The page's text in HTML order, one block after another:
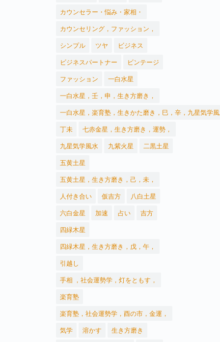
カウンセラー・悩み・家相・
カウンセリング，ファッション，
シンプル
ツヤ
ビジネス
ビジネスパートナー
ビンテージ
ファッション
一白水星
一白水星，壬，申，生き方磨き，
一白水星，楽育塾，生きかた磨き，巳，辛，九星気学
丁未
七赤金星，生き方磨き，運勢，
九星気学風水
九紫火星
二黒土星
五黄土星
五黄土星，生き方磨き，己，未，
人付き合い
仮吉方
八白土星
六白金星
加速 占い
吉方
四緑木星
四緑木星，生き方磨き，戊，午，
引越し
手相 ，社会運勢学，灯をともす，
楽育塾
楽育塾，社会運勢学，酉の市，金運，
気学
溶かす 生き方磨き